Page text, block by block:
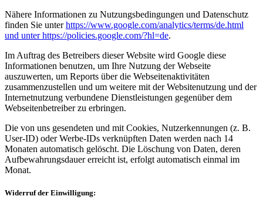
Nähere Informationen zu Nutzungsbedingungen und Datenschutz
finden Sie unterhttps://www.google.com/analytics/terms/de.html
und unter https://policies.google.com/?hl=de.
Im Auftrag des Betreibers dieser Website wird Google diese
Informationen benutzen, um Ihre Nutzung der Webseite
auszuwerten, um Reports über die Webseitenaktivitäten
zusammenzustellen und um weitere mit der Websitenutzung und der
Internetnutzung verbundene Dienstleistungen gegenüber dem
Webseitenbetreiber zu erbringen.
Die von uns gesendeten und mit Cookies, Nutzerkennungen (z. B.
User-ID) oder Werbe-IDs verknüpften Daten werden nach 14
Monaten automatisch gelöscht. Die Löschung von Daten, deren
Aufbewahrungsdauer erreicht ist, erfolgt automatisch einmal im
Monat.
Widerruf der Einwilligung: